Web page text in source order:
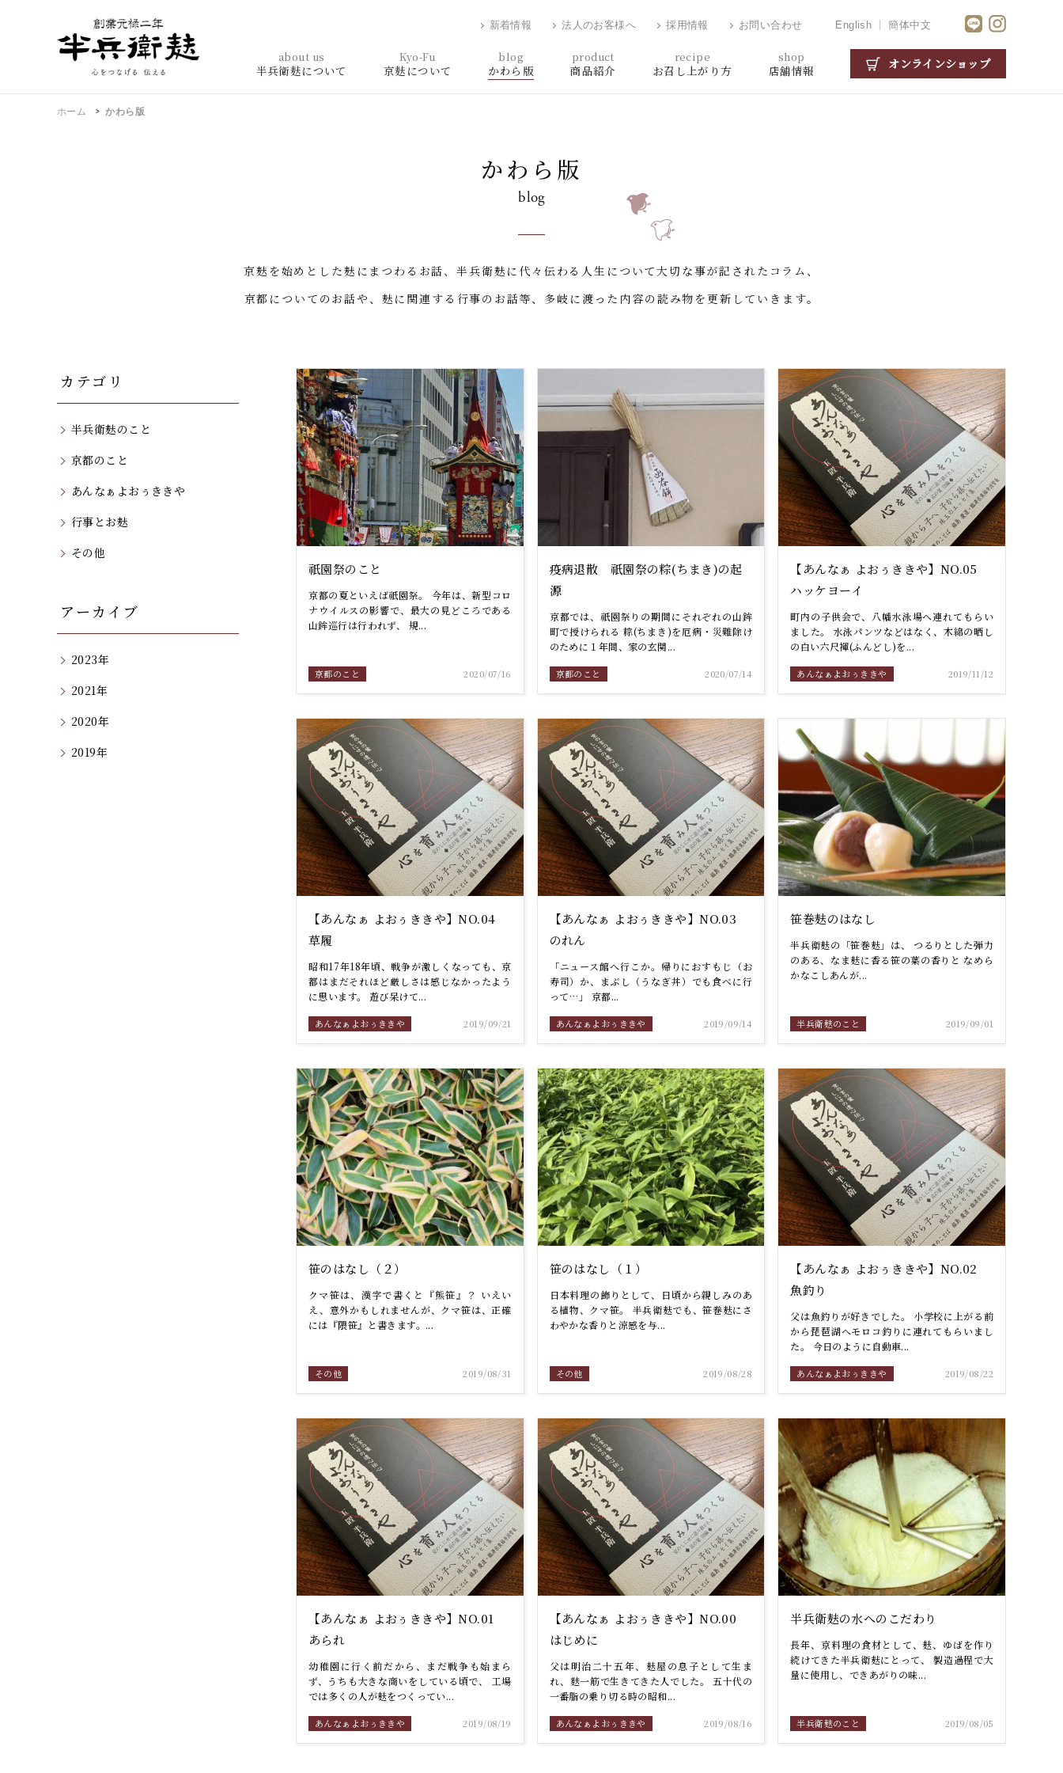
新着情報 法人のお客様へ 採用情報 お問い合わせ English 簡体中文
about us
半兵衛麸について
Kyo-Fu
京麸について
blog
かわら版
product
商品紹介
recipe
お召し上がり方
shop
店舗情報 オンラインショップ
ホーム かわら版
かわら版
blog
京麸を始めとした麸にまつわるお話、半兵衛麸に代々伝わる人生について大切な事が記されたコラム、
京都についてのお話や、麸に関連する行事のお話等、多岐に渡った内容の読み物を更新していきます。
祇園祭のこと
京都の夏といえば祇園祭。 今年は、新型コロ
ナウイルスの影響で、最大の見どころである
山鉾巡行は行われず、 規...
京都のこと 2020/07/16
疫病退散 祇園祭の粽(ちまき)の起
源
京都では、祇園祭りの期間にそれぞれの山鉾
町で授けられる 粽(ちまき)を厄病・災難除け
のために１年間、家の玄関...
京都のこと 2020/07/14
【あんなぁ よおぅききや】NO.05
ハッケヨーイ
町内の子供会で、八幡水泳場へ連れてもらい
ました。 水泳パンツなどはなく、木綿の晒し
の白い六尺褌(ふんどし)を...
あんなぁよおぅききや 2019/11/12
【あんなぁ よおぅききや】NO.04
草履
昭和17年18年頃、戦争が激しくなっても、京
都はまだそれほど厳しさは感じなかったよう
に思います。 遊び呆けて...
あんなぁよおぅききや 2019/09/21
【あんなぁ よおぅききや】NO.03
のれん
「ニュース館へ行こか。帰りにおすもじ（お
寿司）か、まぶし（うなぎ丼）でも食べに行
って…」 京都...
あんなぁよおぅききや 2019/09/14
笹巻麸のはなし
半兵衛麸の「笹巻麸」は、 つるりとした弾力
のある、なま麸に香る笹の葉の香りと なめら
かなこしあんが...
半兵衛麸のこと 2019/09/01
笹のはなし（２）
クマ笹は、漢字で書くと『熊笹』？ いえい
え、意外かもしれませんが、クマ笹は、正確
には『隈笹』と書きます。...
その他 2019/08/31
笹のはなし（１）
日本料理の飾りとして、日頃から親しみのあ
る植物、クマ笹。 半兵衛麸でも、笹巻麸にさ
わやかな香りと涼感を与...
その他 2019/08/28
【あんなぁ よおぅききや】NO.02
魚釣り
父は魚釣りが好きでした。 小学校に上がる前
から琵琶湖へモロコ釣りに連れてもらいまし
た。 今日のように自動車...
あんなぁよおぅききや 2019/08/22
【あんなぁ よおぅききや】NO.01
あられ
幼稚園に行く前だから、まだ戦争も始まら
ず、うちも大きな商いをしている頃で、 工場
では多くの人が麸をつくってい...
あんなぁよおぅききや 2019/08/19
【あんなぁ よおぅききや】NO.00
はじめに
父は明治二十五年、麸屋の息子として生ま
れ、麩一筋で生きてきた人でした。 五十代の
一番脂の乗り切る時の昭和...
あんなぁよおぅききや 2019/08/16
半兵衛麸の水へのこだわり
長年、京料理の食材として、麸、ゆばを作り
続けてきた半兵衛麸にとって、 製造過程で大
量に使用し、できあがりの味...
半兵衛麸のこと 2019/08/05
カテゴリ
半兵衛麸のこと
京都のこと
あんなぁよおぅききや
行事とお麸
その他
アーカイブ
2023年
2021年
2020年
2019年